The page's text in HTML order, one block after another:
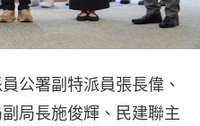
公署副特派員張長偉、
局長施俊輝、民建聯主